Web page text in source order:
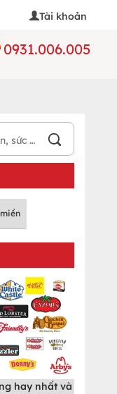
Tài khoản
0931.006.005
hay nhất và